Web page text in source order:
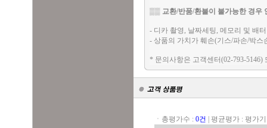
▒▒ 교환/반품/환불이 불가능한 경우
- 디카 촬영, 날짜세팅, 메모리 및 배
- 상품의 가치가 훼손(기스/파손/박
* 문의사항은 고객센터(02-793-5146)
ㆍ총평가수 : 0건 평균평가 : 평가